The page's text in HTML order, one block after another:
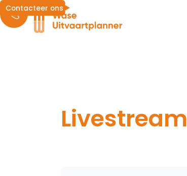
Contacteer ons
Livestream